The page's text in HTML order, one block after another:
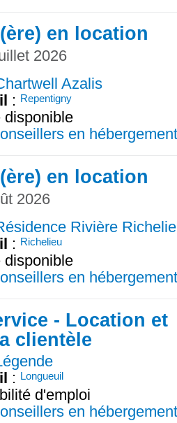
en location
2026
Azalis
: Repentigny
disponible
en hébergement
en location
2026
Rivière
: Richelieu
disponible
en hébergement
- Location et
clientèle
: Longueuil
d'emploi
en hébergement